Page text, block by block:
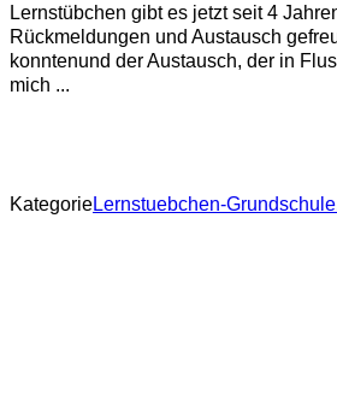
Lernstübchen gibt es jetzt seit 4
Rückmeldungen und Austausch
konntenund der Austausch, der in
mich ...
KategorieLernstuebchen-